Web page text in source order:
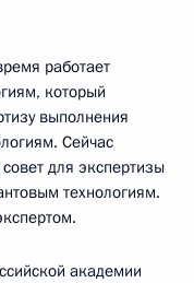
работает
который
выполнения
Сейчас
для экспертизы
технологиям.
академии